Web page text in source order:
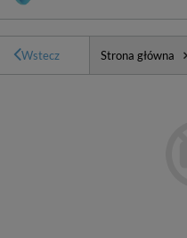
Wstecz Strona główna